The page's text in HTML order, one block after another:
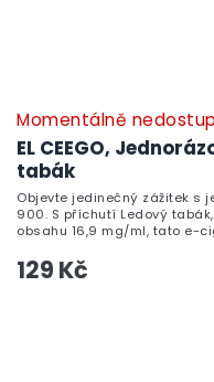
EL CEEGO,
tabák
Momentálně
129 Kč
Objevte jedinečný zážitek s
900. S příchutí Ledový
obsahu 16,9 mg/ml, tato e-